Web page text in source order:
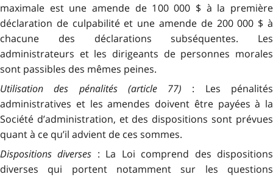
maximale est une amende de 100 000 $ à la première
déclaration de culpabilité et une amende de 200 000 $ à
chacune des déclarations subséquentes. Les
administrateurs et les dirigeants de personnes morales
sont passibles des mêmes peines.
Utilisation des pénalités (article 77) : Les pénalités
administratives et les amendes doivent être payées à la
Société d’administration, et des dispositions sont prévues
quant à ce qu’il advient de ces sommes.
Dispositions diverses : La Loi comprend des dispositions
diverses qui portent notamment sur les questions